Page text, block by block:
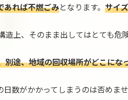
あれば不燃ごみとなります。 サイ
上、そのまま出してはとても危険
途、地域の回収場所がどこにな
数がかかってしまうのは否めませ